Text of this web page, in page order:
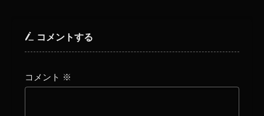
コメントする
コメント ※